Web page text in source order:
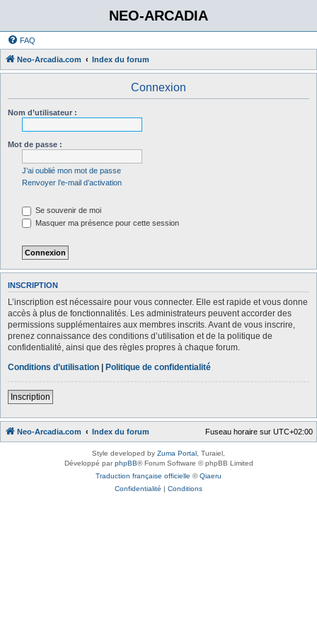
NEO-ARCADIA
FAQ
Neo-Arcadia.com Index du forum
Connexion
Nom d’utilisateur :
Mot de passe :
J’ai oublié mon mot de passe
Renvoyer l’e-mail d’activation
Se souvenir de moi
Masquer ma présence pour cette session
INSCRIPTION
L’inscription est nécessaire pour vous connecter. Elle est rapide et vous donne
accès à plus de fonctionnalités. Les administrateurs peuvent accorder des
permissions supplémentaires aux membres inscrits. Avant de vous inscrire,
prenez connaissance des conditions d’utilisation et de la politique de
confidentialité, ainsi que des règles propres à chaque forum.
Conditions d’utilisation | Politique de confidentialité
Inscription
Neo-Arcadia.com Index du forum Fuseau horaire sur UTC+02:00
Style developed by Zuma Portal , Turaiel,
Développé parphpBB® Forum Software © phpBB Limited
Traduction française officielle ©Qiaeru
Confidentialité | Conditions